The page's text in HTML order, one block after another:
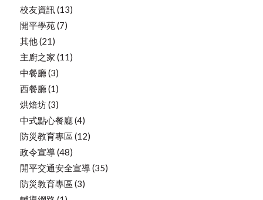
校友資訊(13)
開平學苑(7)
其他(21)
主廚之家 (11)
中餐廳(3)
西餐廳(1)
烘焙坊(3)
中式點心餐廳(4)
防災教育專區 (12)
政令宣導(48)
開平交通安全宣導(35)
防災教育專區 (3)